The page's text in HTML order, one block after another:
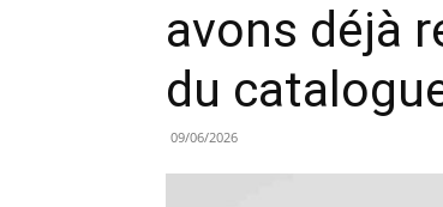
avons déjà
du
09/06/2026